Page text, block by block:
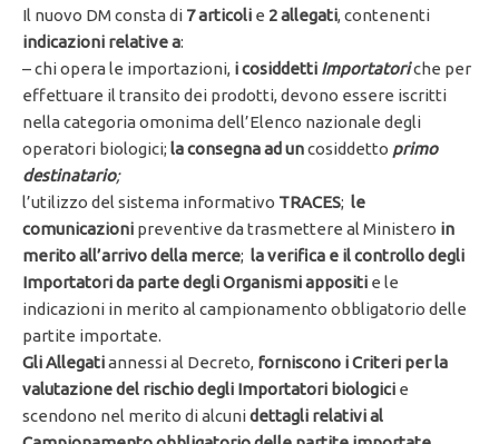
Il nuovo DM consta di 7 articoli e 2 allegati, contenenti
indicazioni relative a:
– chi opera le importazioni, i cosiddetti Importatoriche per
effettuare il transito dei prodotti, devono essere iscritti
nella categoria omonima dell’Elenco nazionale degli
operatori biologici; la consegna ad uncosiddetto primo
destinatario;
l’utilizzo del sistema informativo TRACES; le
comunicazioni preventive da trasmettere al Ministero in
merito all’arrivo della merce; la verifica e il controllo degli
Importatori da parte degli Organismi appositi e le
indicazioni in merito al campionamento obbligatorio delle
partite importate.
Gli Allegatiannessi al Decreto, forniscono i Criteri per la
valutazione del rischio degli Importatori biologici e
scendono nel merito di alcunidettagli relativi al